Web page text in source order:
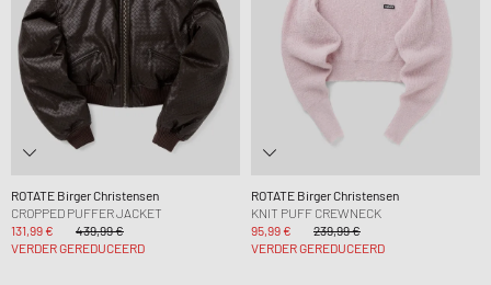
ROTATE Birger Christensen
CROPPED PUFFER JACKET
131,99 €
439,99 €
VERDER GEREDUCEERD
ROTATE Birger Christensen
KNIT PUFF CREWNECK
95,99 €
239,99 €
VERDER GEREDUCEERD